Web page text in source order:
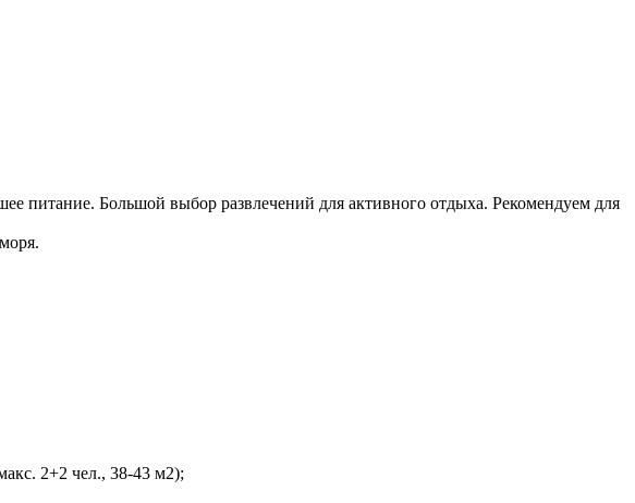
питание. Большой выбор развлечений для активного отдыха. Рекомендуем для
2+2 чел., 38-43 м2);